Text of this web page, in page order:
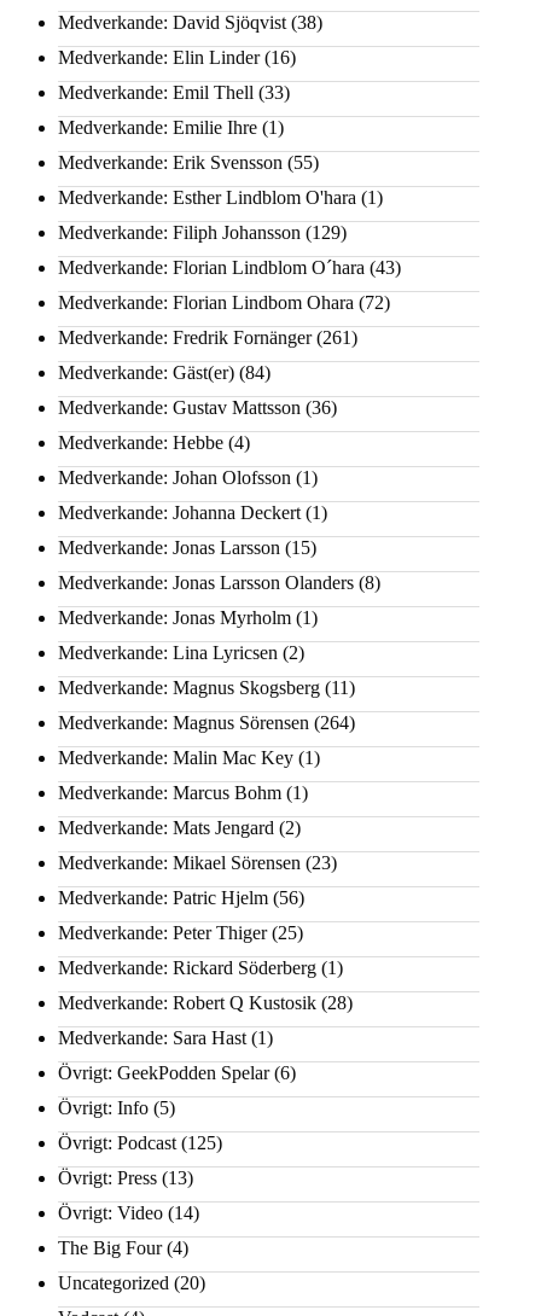
Medverkande: David Sjöqvist (38)
Medverkande: Elin Linder(16)
Medverkande: Emil Thell (33)
Medverkande: Emilie Ihre (1)
Medverkande: Erik Svensson (55)
Medverkande: Esther Lindblom O'hara (1)
Medverkande: Filiph Johansson (129)
Medverkande: Florian Lindblom O´hara (43)
Medverkande: Florian Lindbom Ohara (72)
Medverkande: Fredrik Fornänger(261)
Medverkande: Gäst(er) (84)
Medverkande: Gustav Mattsson (36)
Medverkande: Hebbe (4)
Medverkande: Johan Olofsson (1)
Medverkande: Johanna Deckert (1)
Medverkande: Jonas Larsson (15)
Medverkande: Jonas Larsson Olanders (8)
Medverkande: Jonas Myrholm (1)
Medverkande: Lina Lyricsen (2)
Medverkande: Magnus Skogsberg (11)
Medverkande: Magnus Sörensen (264)
Medverkande: Malin Mac Key (1)
Medverkande: Marcus Bohm (1)
Medverkande: Mats Jengard (2)
Medverkande: Mikael Sörensen (23)
Medverkande: Patric Hjelm (56)
Medverkande: Peter Thiger(25)
Medverkande: Rickard Söderberg (1)
Medverkande: Robert Q Kustosik (28)
Medverkande: Sara Hast (1)
Övrigt: GeekPodden Spelar(6)
Övrigt: Info (5)
Övrigt: Podcast (125)
Övrigt: Press (13)
Övrigt: Video (14)
The Big Four(4)
Uncategorized (20)